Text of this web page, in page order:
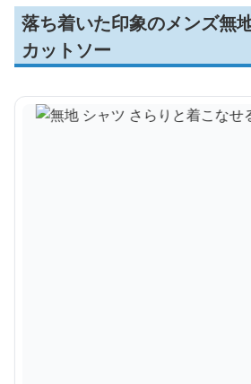
落ち着いた印象のメンズ無
カットソー